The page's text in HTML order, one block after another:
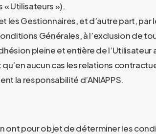
Utilisateurs »).
les Gestionnaires, et d’autre part,
Générales, à l’exclusion de
pleine et entière de
aucun cas les relations
la responsabilité d’ANIAPPS.
ont pour objet de déterminer les